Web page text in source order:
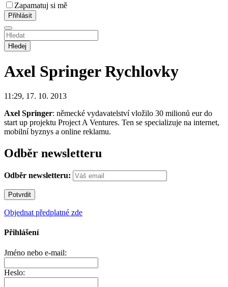
Zapamatuj si mě
Hledej
Axel Springer Rychlovky
11:29, 17. 10. 2013
Axel Springer: německé vydavatelství vložilo 30 milionů eur do
start up projektu Project A Ventures. Ten se specializuje na internet,
mobilní byznys a online reklamu.
Odběr newsletteru
Odběr newsletteru:
Objednat předplatné zde
Přihlášení
Jméno nebo e-mail:
Heslo: